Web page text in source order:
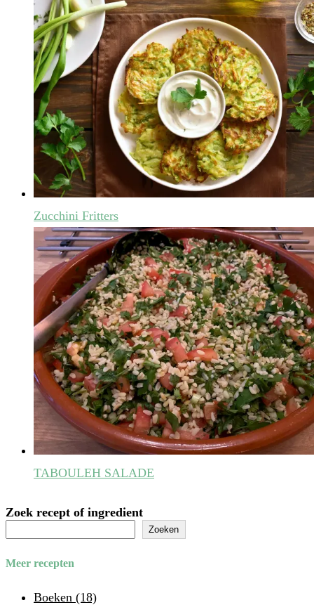
Zucchini Fritters
TABOULEH SALADE
Zoek recept of ingredient
Zoeken
Meer recepten
Boeken (18)